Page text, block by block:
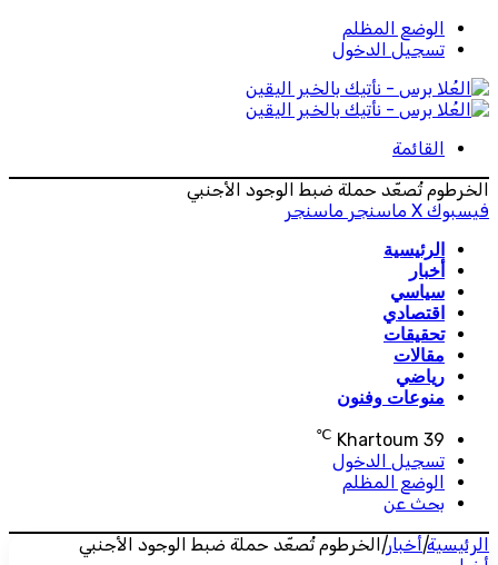
الوضع المظلم
تسجيل الدخول
القائمة
الخرطوم تُصعّد حملة ضبط الوجود الأجنبي
فيسبوك ‫X ماسنجر ماسنجر
الرئيسية
أخبار
سياسي
اقتصادي
تحقيقات
مقالات
رياضي
منوعات وفنون
Khartoum 39
℃
تسجيل الدخول
الوضع المظلم
بحث عن
الرئيسية|أخبار| الخرطوم تُصعّد حملة ضبط الوجود الأجنبي